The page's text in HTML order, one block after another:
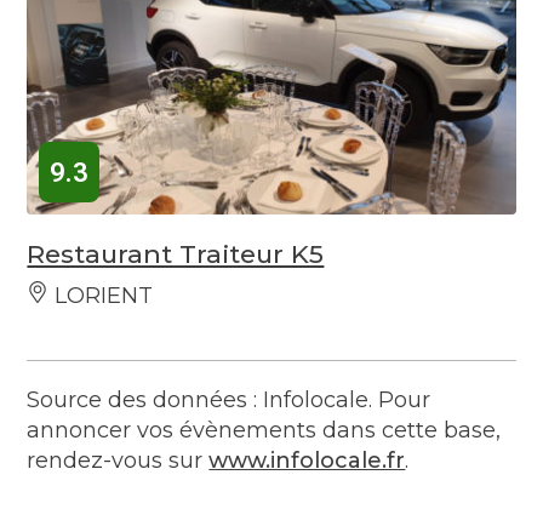
9.3
Restaurant Traiteur K5
LORIENT
Source des données : Infolocale. Pour
annoncer vos évènements dans cette base,
rendez-vous surwww.infolocale.fr.